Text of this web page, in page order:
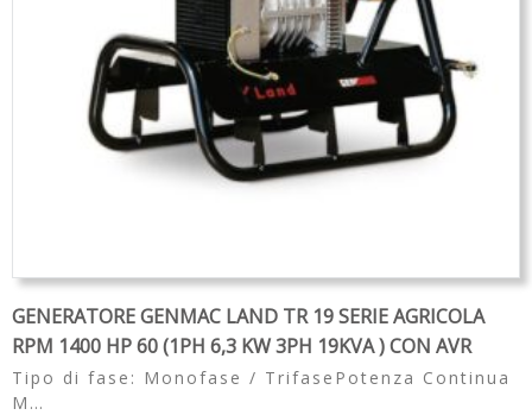
GENERATORE GENMAC LAND TR 19 SERIE AGRICOLA
RPM 1400 HP 60 (1PH 6,3 KW 3PH 19KVA ) CON AVR
Tipo di fase: Monofase / TrifasePotenza Continua
M…